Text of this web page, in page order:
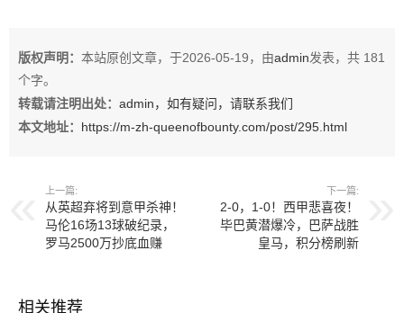
版权声明： 本站原创文章，于2026-05-19，由admin发表，共 181
个字。
转载请注明出处： admin，如有疑问，请联系我们
本文地址： https://m-zh-queenofbounty.com/post/295.html
上一篇:
从英超弃将到意甲杀神！
马伦16场13球破纪录，
罗马2500万抄底血赚
下一篇:
2-0，1-0！西甲悲喜夜！
毕巴黄潜爆冷，巴萨战胜
皇马，积分榜刷新
相关推荐